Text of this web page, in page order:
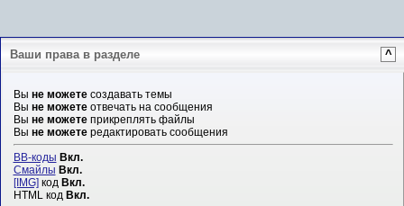
Ваши права в разделе ^
Вы не можетесоздавать темы
Вы не можетеотвечать на сообщения
Вы не можетеприкреплять файлы
Вы не можетередактировать сообщения
BB-коды Вкл.
Смайлы Вкл.
[IMG]код Вкл.
HTML код Вкл.